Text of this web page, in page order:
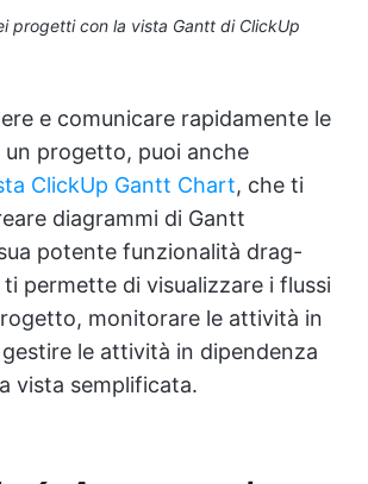
progetti con la vista Gantt di ClickUp
e comunicare rapidamente le
progetto, puoi anche
ClickUp Gantt Chart, che ti
diagrammi di Gantt
potente funzionalità drag-
permette di visualizzare i flussi
monitorare le attività in
le attività in dipendenza
vista semplificata.